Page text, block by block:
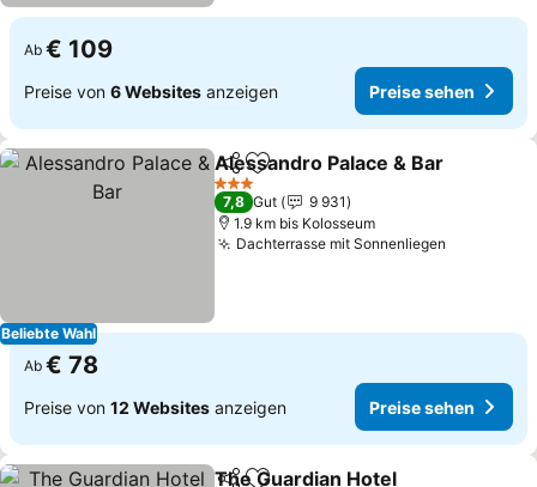
Ab € 109
Preise von 6 Websites anzeigen Preise sehen
Beliebte Wahl
TeilenZu Favoriten hinzufügen
Alessandro Palace & Bar
3 Sterne
7,8 Gut
9 931
1.9 km bis Kolosseum
Dachterrasse mit Sonnenliegen
Ab € 78
Preise von 12 Websites anzeigen Preise sehen
The Guardian Hotel